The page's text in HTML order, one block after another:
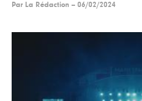
Par La Rédaction -- 06/02/2024